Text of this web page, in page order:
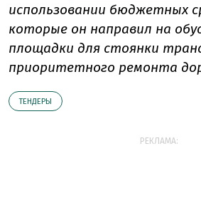
использовании бюджетных
которые он направил на
площадки для стоянки
приоритетного ремонта
ТЕНДЕРЫ
РЕКЛАМА: